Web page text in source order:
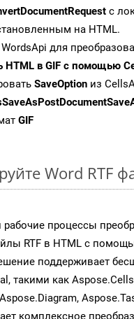
с
на HTML.
для
HTML в GIF с помощью
SaveOption из
GIF
Word RTF
рабочие процессы
RTF в HTML с
поддерживает
такими как
комплексное